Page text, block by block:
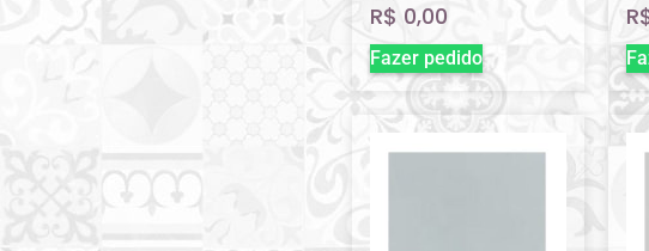
R$ 0,00
Fazer pedido